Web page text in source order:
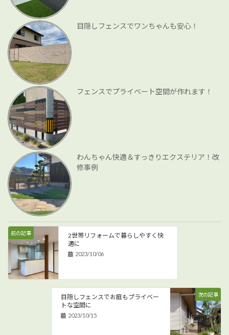
目隠しフェンスでワンちゃんも安心！
フェンスでプライベート空間が作れます！
わんちゃん快適＆すっきりエクステリア！改
修事例
前の記事
2世帯リフォームで暮らしやすく快
適に
2023/10/06
次の記事
目隠しフェンスでお庭もプライベー
トな空間に
2023/10/15